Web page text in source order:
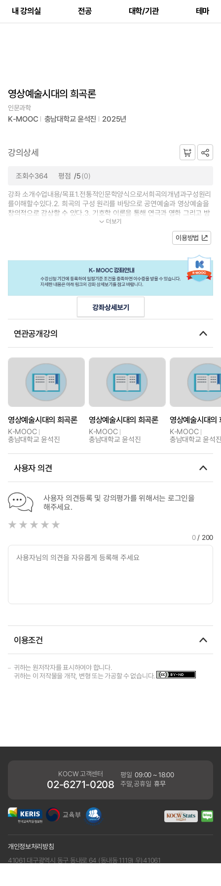
내 강의실 전공 대학/기관 테마
영상예술시대의 희곡론
인문과학
K-MOOC 충남대학교 윤석진 2025년
강의상세
조회수364 평점 /5(0)
강좌 소개수업내용/목표1.전통적인문학양식으로서희곡의개념과구성원리
를이해할수있다.2. 희곡의 구성 원리를 바탕으로 공연예술과 영상예술을
창의적으로 감상할 수 있다.3. 기호학 이론을 통해 연극과 영화 그리고 방
송드라마 분석 능력을 신장할 수... 더보기
이용방법
연관공개강의
영상예술시대의 희곡론
K-MOOC
충남대학교 윤석진
영상예술시대의 희곡론
K-MOOC
충남대학교 윤석진
영상예술시대의
K-MOOC
충남대학교 윤석
사용자 의견
사용자 의견등록 및 강의평가를 위해서는 로그인을
해주세요.
0/ 200
이용조건
귀하는 원저작자를 표시하여야 합니다.
귀하는 이 저작물을 개작, 변형 또는 가공할 수 없습니다.
KOCW 고객센터
02-6271-0208
평일 09:00 ~ 18:00
주말,공휴일 휴무
개인정보처리방침
41061 대구광역시 동구 동내로 64 (동내동 1119) 우)41061